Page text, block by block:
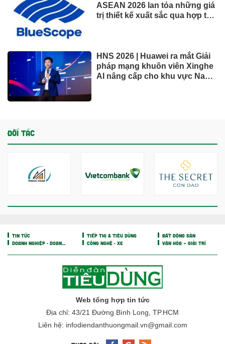
ASEAN 2026 lan tỏa những giá
trị thiết kế xuất sắc qua hợp tác
HNS 2026 | Huawei ra mắt Giải
pháp mạng khuôn viên Xinghe
AI nâng cấp cho khu vực Nam
ĐỐI TÁC
TIN TỨC TIẾP THỊ & TIÊU DÙNG
BẤT ĐỘNG SẢN
DOANH NGHIỆP - DOANH NHÂN
CÔNG NGHỆ - XE VĂN HÓA – GIẢI TRÍ
Web tổng hợp tin tức
Địa chỉ: 43/21 Đường Bình Long, TP.HCM
Liên hệ: infodiendanthuongmail.vn@gmail.com